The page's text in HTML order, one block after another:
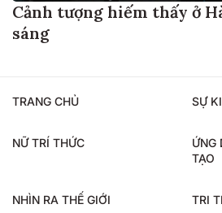
Cảnh tượng hiếm thấy ở
sáng
TRANG CHỦ SỰ
NỮ TRÍ THỨC
ỨNG
TẠO
NHÌN RA THẾ GIỚI TRI